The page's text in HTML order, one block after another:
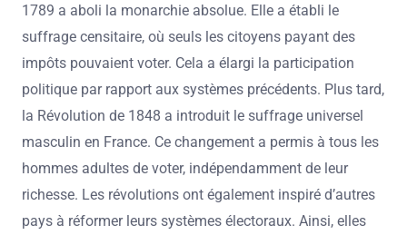
1789 a aboli la monarchie absolue. Elle a établi le
suffrage censitaire, où seuls les citoyens payant des
impôts pouvaient voter. Cela a élargi la participation
politique par rapport aux systèmes précédents. Plus tard,
la Révolution de 1848 a introduit le suffrage universel
masculin en France. Ce changement a permis à tous les
hommes adultes de voter, indépendamment de leur
richesse. Les révolutions ont également inspiré d’autres
pays à réformer leurs systèmes électoraux. Ainsi, elles